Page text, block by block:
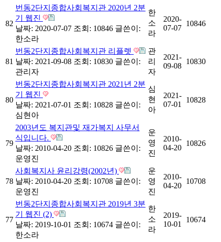
82
번동2단지종합사회복지관 2020년 2분
기 웹진
날짜: 2020-07-07 조회: 10846 글쓴이:
한소라
한
소
라
2020-
07-07
10846
81
번동2단지종합사회복지관 리플렛
날짜: 2021-09-08 조회: 10830 글쓴이:
관리자
관
리
자
2021-
09-08
10830
80
번동2단지종합사회복지관 2021년 2분
기 웹진
날짜: 2021-07-01 조회: 10828 글쓴이:
심현아
심
현
아
2021-
07-01
10828
79
2003년도 복지관및 재가복지 사무서
식입니다.
날짜: 2010-04-20 조회: 10826 글쓴이:
운영진
운
영
진
2010-
04-20
10826
78
사회복지사 윤리강령(2002년)
날짜: 2010-04-20 조회: 10708 글쓴이:
운영진
운
영
진
2010-
04-20
10708
77
번동2단지종합사회복지관 2019년 3분
기 웹진 (2)
날짜: 2019-10-01 조회: 10674 글쓴이:
한소라
한
소
라
2019-
10-01
10674